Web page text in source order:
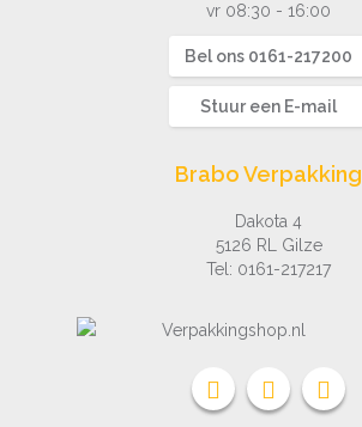
vr 08:30 - 16:00
Bel ons 0161-217200
Stuur een E-mail
Brabo Verpakking
Dakota 4
5126 RL Gilze
Tel: 0161-217217